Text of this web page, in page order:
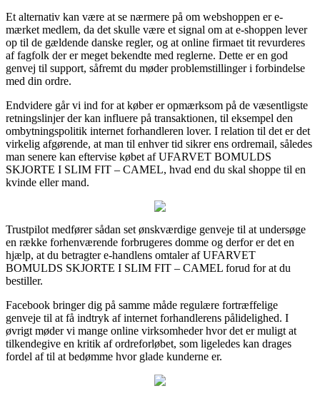
Et alternativ kan være at se nærmere på om webshoppen er e-
mærket medlem, da det skulle være et signal om at e-shoppen lever
op til de gældende danske regler, og at online firmaet tit revurderes
af fagfolk der er meget bekendte med reglerne. Dette er en god
genvej til support, såfremt du møder problemstillinger i forbindelse
med din ordre.
Endvidere går vi ind for at køber er opmærksom på de væsentligste
retningslinjer der kan influere på transaktionen, til eksempel den
ombytningspolitik internet forhandleren lover. I relation til det er det
virkelig afgørende, at man til enhver tid sikrer ens ordremail, således
man senere kan eftervise købet af UFARVET BOMULDS
SKJORTE I SLIM FIT – CAMEL, hvad end du skal shoppe til en
kvinde eller mand.
Trustpilot medfører sådan set ønskværdige genveje til at undersøge
en række forhenværende forbrugeres domme og derfor er det en
hjælp, at du betragter e-handlens omtaler af UFARVET
BOMULDS SKJORTE I SLIM FIT – CAMEL forud for at du
bestiller.
Facebook bringer dig på samme måde regulære fortræffelige
genveje til at få indtryk af internet forhandlerens pålidelighed. I
øvrigt møder vi mange online virksomheder hvor det er muligt at
tilkendegive en kritik af ordreforløbet, som ligeledes kan drages
fordel af til at bedømme hvor glade kunderne er.